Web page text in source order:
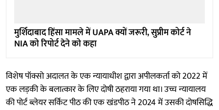
मुर्शिदाबाद हिंसा मामले में UAPA क्यों जरूरी, सुप्रीम कोर्ट ने
NIA को रिपोर्ट देने को कहा
विशेष पॉक्सो अदालत के एक न्यायाधीश द्वारा अपीलकर्ता को 2022 में
एक लड़की के बलात्कार के लिए दोषी ठहराया गया था। उच्च न्यायालय
की पोर्ट ब्लेयर सर्किट पीठ की एक खंडपीठ ने 2024 में उसकी दोषसिद्धि